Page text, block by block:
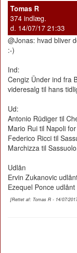
Tomas R
374 indlæg.
d. 14/07/17 21:33
@Jonas: hvad bliver
:-)
Ind:
Cengiz Ünder ind fra
videresalg til hans
Ud:
Antonio Rüdiger til
Mario Rui til Napoli
Federico Ricci til
Marchizza til
Udlån
Ervin Zukanovic
Ezequel Ponce udlånt
[Rettet af: Tomas R - 14/07/